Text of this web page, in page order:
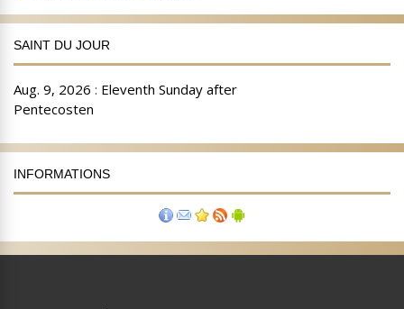
SAINT DU JOUR
INFORMATIONS